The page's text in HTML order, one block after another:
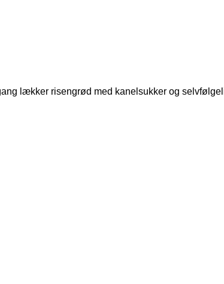
lækker risengrød med kanelsukker og